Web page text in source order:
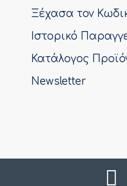
Ξέχασα τον
Ιστορικό
Κατάλογος
Newsletter